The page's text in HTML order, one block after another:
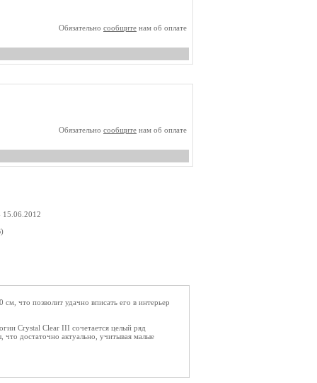
Обязательно сообщите нам об оплате
Обязательно сообщите нам об оплате
15.06.2012
что позволит удачно вписать его в интерьер
Crystal Clear III сочетается целый ряд
достаточно актуально, учитывая малые